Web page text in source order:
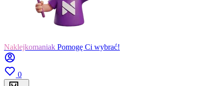
Naklejkomaniak Pomogę Ci wybrać!
0